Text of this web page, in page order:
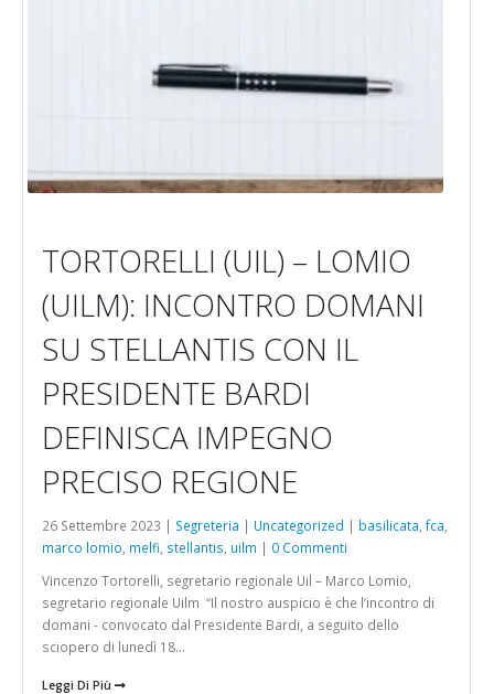
TORTORELLI (UIL) – LOMIO
(UILM): INCONTRO DOMANI
SU STELLANTIS CON IL
PRESIDENTE BARDI
DEFINISCA IMPEGNO
PRECISO REGIONE
26 Settembre 2023 | Segreteria | Uncategorized | basilicata fca
marco lomio melfi stellantis uilm | 0 Commenti
Vincenzo Tortorelli, segretario regionale Uil – Marco Lomio,
segretario regionale Uilm “Il nostro auspicio è che l’incontro di
domani - convocato dal Presidente Bardi, a seguito dello
sciopero di lunedì 18...
Leggi Di Più